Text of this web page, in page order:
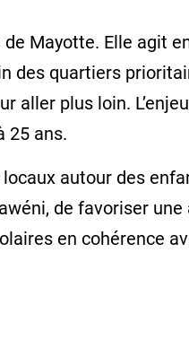
Mayotte. Elle agit
des quartiers
plus loin.
25 ans.
autour des
de favoriser une
en cohérence